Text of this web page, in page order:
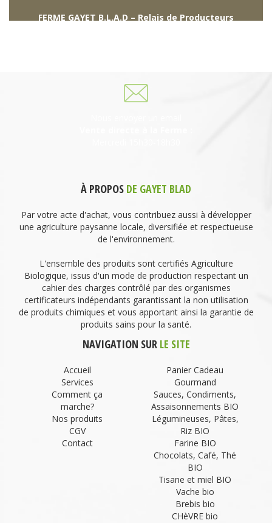
FERME GAYET B.L.A.D – Relais de Producteurs
À PROPOS DE GAYET BLAD
Par votre acte d'achat, vous contribuez aussi à développer
une agriculture paysanne locale, diversifiée et respectueuse
de l'environnement.
L'ensemble des produits sont certifiés Agriculture
Biologique, issus d'un mode de production respectant un
cahier des charges contrôlé par des organismes
certificateurs indépendants garantissant la non utilisation
de produits chimiques et vous apportant ainsi la garantie de
produits sains pour la santé.
NAVIGATION SUR LE SITE
Accueil
Services
Comment ça
marche?
Nos produits
CGV
Contact
Panier Cadeau
Gourmand
Sauces, Condiments,
Assaisonnements BIO
Légumineuses, Pâtes,
Riz BIO
Farine BIO
Chocolats, Café, Thé
BIO
Tisane et miel BIO
Vache bio
Brebis bio
CHèVRE bio